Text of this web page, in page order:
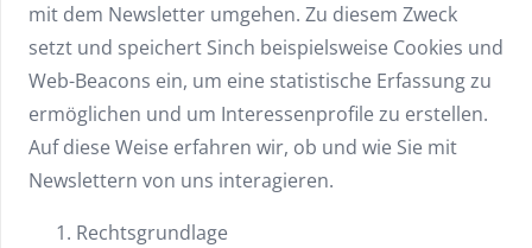
mit dem Newsletter umgehen. Zu diesem Zweck
setzt und speichert Sinch beispielsweise Cookies und
Web-Beacons ein, um eine statistische Erfassung zu
ermöglichen und um Interessenprofile zu erstellen.
Auf diese Weise erfahren wir, ob und wie Sie mit
Newslettern von uns interagieren.
Rechtsgrundlage